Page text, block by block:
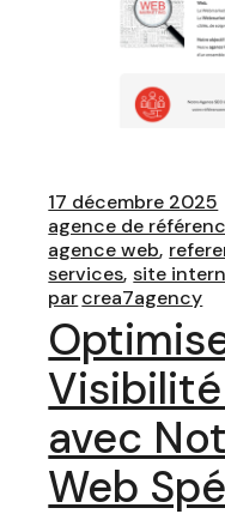
17 décembre 2025
agence de
agence web
services site
parcrea7agency
avec
Web